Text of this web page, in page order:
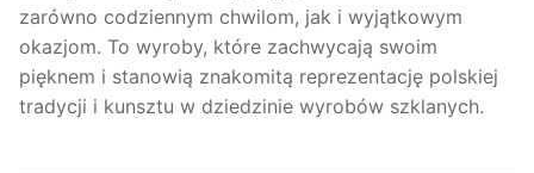
zarówno codziennym chwilom, jak i wyjątkowym
okazjom. To wyroby, które zachwycają swoim
pięknem i stanowią znakomitą reprezentację polskiej
tradycji i kunsztu w dziedzinie wyrobów szklanych.